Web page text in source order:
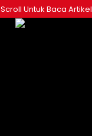
Scroll Untuk Baca Artikel